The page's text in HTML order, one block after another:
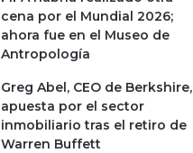
cena por el Mundial 2026;
ahora fue en el Museo de
Antropología
Greg Abel, CEO de Berkshire,
apuesta por el sector
inmobiliario tras el retiro de
Warren Buffett